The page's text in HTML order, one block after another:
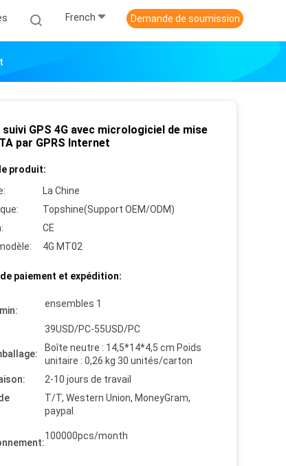
French Demande de soumission
GPS 4G avec micrologiciel de mise
par GPRS Internet
produit:
La Chine
Topshine(Support OEM/ODM)
CE
4G MT02
paiement et expédition:
ensembles 1
39USD/PC-55USD/PC
Boîte neutre : 14,5*14*4,5 cm Poids
unitaire : 0,26 kg 30 unités/carton
2-10 jours de travail
T/T, Western Union, MoneyGram,
paypal
100000pcs/month